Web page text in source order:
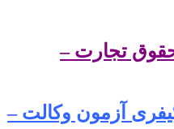
حقوق تجارت –
آزمون وکالت –